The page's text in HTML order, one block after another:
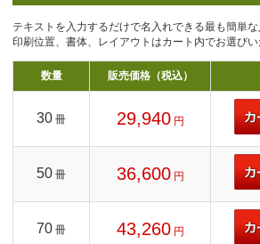
テキストを入力するだけで名入れできる最も簡単な
印刷位置、書体、レイアウトはカート内でお選びい
数量 販売価格（税込）
30 冊 29,940 円
50 冊 36,600 円
70 冊 43,260 円